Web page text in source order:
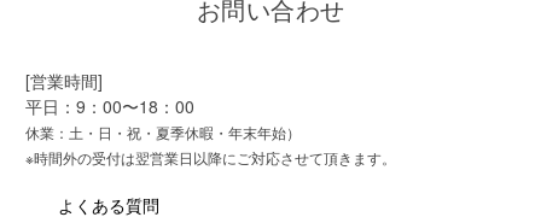
お問い合わせ
[営業時間]
平日：9：00〜18：00
休業：土・日・祝・夏季休暇・年末年始）
※時間外の受付は翌営業日以降にご対応させて頂きます。
よくある質問